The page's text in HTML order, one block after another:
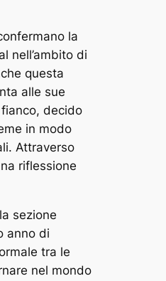
la
nell’ambito di
questa
alle sue
decido
in modo
Attraverso
riflessione
sezione
anno di
tra le
nel mondo